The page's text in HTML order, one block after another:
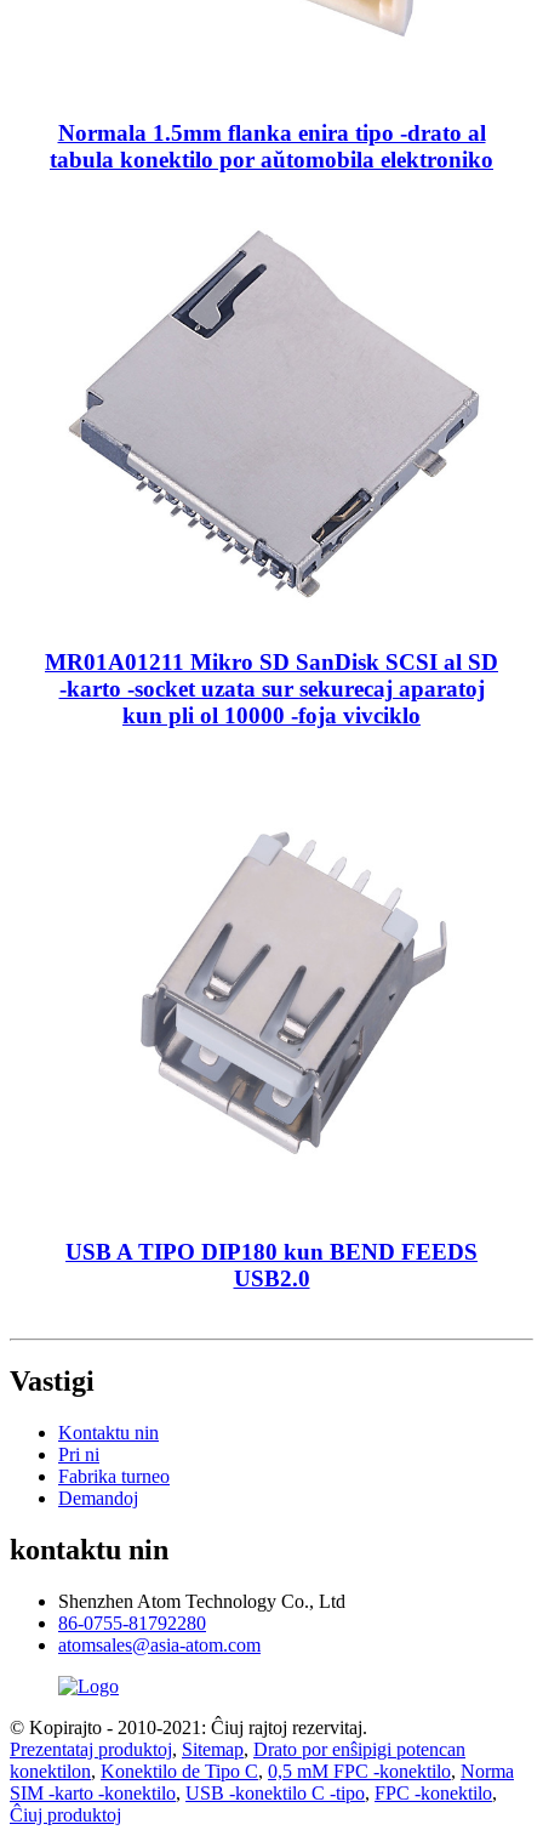
Normala 1.5mm flanka enira tipo -drato al
tabula konektilo por aŭtomobila elektroniko
MR01A01211 Mikro SD SanDisk SCSI al SD
-karto -socket uzata sur sekurecaj aparatoj
kun pli ol 10000 -foja vivciklo
USB A TIPO DIP180 kun BEND FEEDS
USB2.0
Vastigi
Kontaktu nin
Pri ni
Fabrika turneo
Demandoj
kontaktu nin
Shenzhen Atom Technology Co., Ltd
86-0755-81792280
atomsales@asia-atom.com
© Kopirajto - 2010-2021: Ĉiuj rajtoj rezervitaj.
Prezentataj produktoj, Sitemap, Drato por enŝipigi potencan
konektilon, Konektilo de Tipo C, 0,5 mM FPC -konektilo, Norma
SIM -karto -konektilo, USB -konektilo C -tipo, FPC -konektilo,
Ĉiuj produktoj